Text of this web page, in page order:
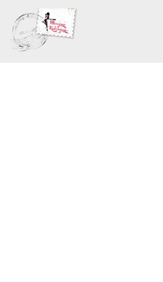
Skoči
na